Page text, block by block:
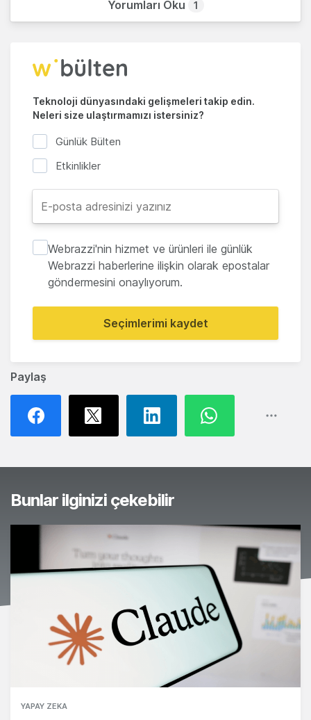
Paylaş
Yorumları Oku 1
Teknoloji dünyasındaki gelişmeleri takip edin.
Neleri size ulaştırmamızı istersiniz?
Günlük Bülten
Etkinlikler
Webrazzi'nin hizmet ve ürünleri ile günlük
Webrazzi haberlerine ilişkin olarak epostalar
göndermesini onaylıyorum.
Seçimlerimi kaydet
Bunlar ilginizi çekebilir
YAPAY ZEKA